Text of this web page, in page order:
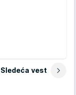
Sledeća vest